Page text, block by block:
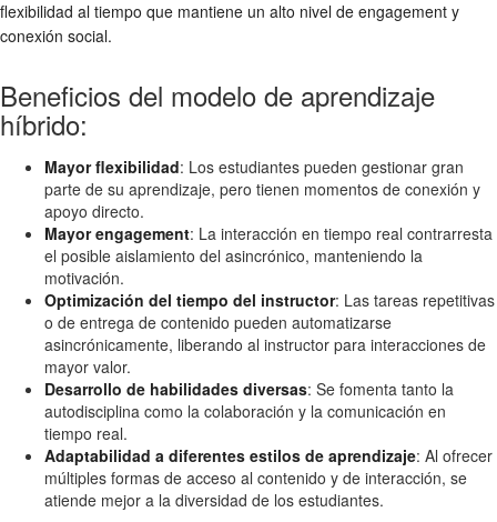
flexibilidad al tiempo que mantiene un alto nivel de engagement y
conexión social.
Beneficios del modelo de aprendizaje
híbrido:
Mayor flexibilidad: Los estudiantes pueden gestionar gran
parte de su aprendizaje, pero tienen momentos de conexión y
apoyo directo.
Mayor engagement: La interacción en tiempo real contrarresta
el posible aislamiento del asincrónico, manteniendo la
motivación.
Optimización del tiempo del instructor: Las tareas repetitivas
o de entrega de contenido pueden automatizarse
asincrónicamente, liberando al instructor para interacciones de
mayor valor.
Desarrollo de habilidades diversas: Se fomenta tanto la
autodisciplina como la colaboración y la comunicación en
tiempo real.
Adaptabilidad a diferentes estilos de aprendizaje: Al ofrecer
múltiples formas de acceso al contenido y de interacción, se
atiende mejor a la diversidad de los estudiantes.